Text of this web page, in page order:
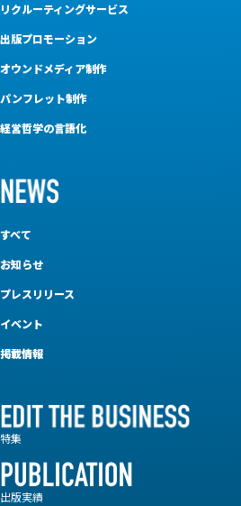
リクルーティングサービス
出版プロモーション
オウンドメディア制作
パンフレット制作
経営哲学の言語化
すべて
お知らせ
プレスリリース
イベント
掲載情報
特集
出版実績